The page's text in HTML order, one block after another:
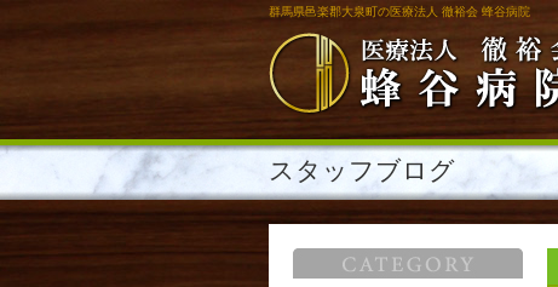
群馬県邑楽郡大泉町の医療法人 徹裕会 蜂谷病院
スタッフブログ